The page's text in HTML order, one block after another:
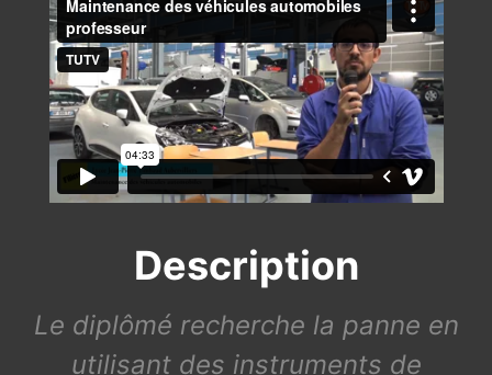
Description
Le diplômé recherche la panne en
utilisant des instruments de